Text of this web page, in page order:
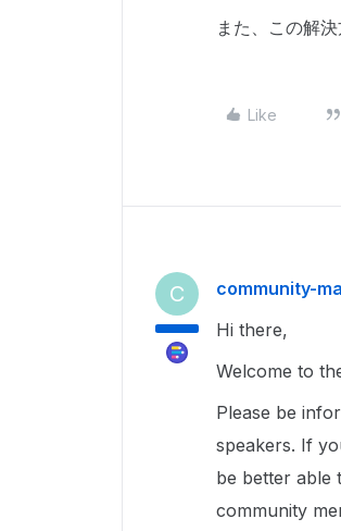
また、この解
Like
C community-
Hi there,
Welcome to
Please be
speakers. If
be better able
community